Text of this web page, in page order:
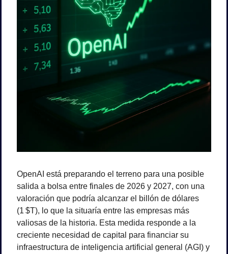
OpenAI está preparando el terreno para una posible
salida a bolsa entre finales de 2026 y 2027, con una
valoración que podría alcanzar el billón de dólares
(1 $T), lo que la situaría entre las empresas más
valiosas de la historia. Esta medida responde a la
creciente necesidad de capital para financiar su
infraestructura de inteligencia artificial general (AGI) y